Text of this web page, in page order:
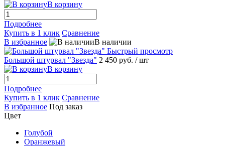
В корзину
Подробнее
Купить в 1 клик Сравнение
В избранное
В наличии
Быстрый просмотр
Большой штурвал "Звезда" 2 450 руб. / шт
В корзину
Подробнее
Купить в 1 клик Сравнение
В избранное Под заказ
Цвет
Голубой
Оранжевый